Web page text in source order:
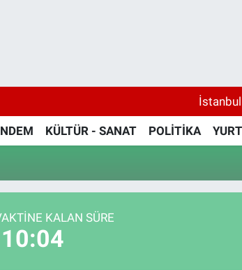
İstanbul
KÜLTÜR - SANAT POLİTİKA
KALAN SÜRE
10:03